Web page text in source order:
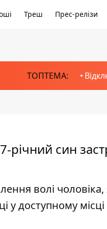
Треш Прес-релізи
ТОПТЕМА:
син
волі чоловіка,
у доступному